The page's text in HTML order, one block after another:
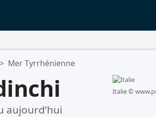
> Mer Tyrrhénienne
aujourd’hui
Italie ©